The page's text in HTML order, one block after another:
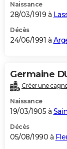
Naissance
28/03/1919 à
Décès
24/06/1991 à
Germaine
Créer une
Naissance
19/03/1905 à
Décès
05/08/1990 à